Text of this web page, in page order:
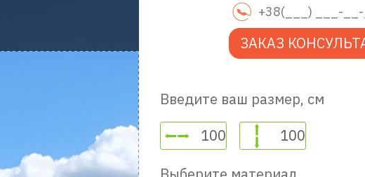
ЗАКАЗ
Введите ваш размер, см